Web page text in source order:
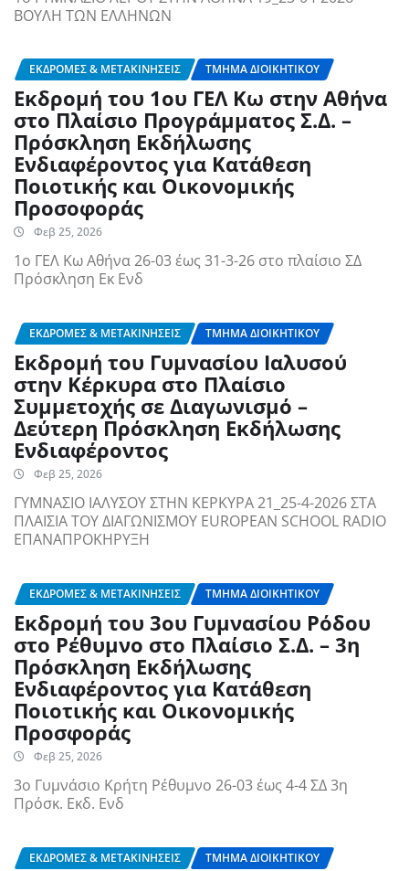
ΒΟΥΛΗ ΤΩΝ ΕΛΛΗΝΩΝ
ΕΚΔΡΟΜΈΣ & ΜΕΤΑΚΙΝΉΣΕΙΣ ΤΜΉΜΑ ΔΙΟΙΚΗΤΙΚΟΎ
Εκδρομή του 1ου ΓΕΛ Κω στην Αθήνα
στο Πλαίσιο Προγράμματος Σ.Δ. –
Πρόσκληση Εκδήλωσης
Ενδιαφέροντος για Κατάθεση
Ποιοτικής και Οικονομικής
Προσοφοράς
Φεβ 25, 2026
1ο ΓΕΛ Κω Αθήνα 26-03 έως 31-3-26 στο πλαίσιο ΣΔ
Πρόσκληση Εκ Ενδ
ΕΚΔΡΟΜΈΣ & ΜΕΤΑΚΙΝΉΣΕΙΣ ΤΜΉΜΑ ΔΙΟΙΚΗΤΙΚΟΎ
Εκδρομή του Γυμνασίου Ιαλυσού
στην Κέρκυρα στο Πλαίσιο
Συμμετοχής σε Διαγωνισμό –
Δεύτερη Πρόσκληση Εκδήλωσης
Ενδιαφέροντος
Φεβ 25, 2026
ΓΥΜΝΑΣΙΟ ΙΑΛΥΣΟΥ ΣΤΗΝ ΚΕΡΚΥΡΑ 21_25-4-2026 ΣΤΑ
ΠΛΑΙΣΙΑ ΤΟΥ ΔΙΑΓΩΝΙΣΜΟΥ EUROPEAN SCHOOL RADIO
ΕΠΑΝΑΠΡΟΚΗΡΥΞΗ
ΕΚΔΡΟΜΈΣ & ΜΕΤΑΚΙΝΉΣΕΙΣ ΤΜΉΜΑ ΔΙΟΙΚΗΤΙΚΟΎ
Εκδρομή του 3ου Γυμνασίου Ρόδου
στο Ρέθυμνο στο Πλαίσιο Σ.Δ. – 3η
Πρόσκληση Εκδήλωσης
Ενδιαφέροντος για Κατάθεση
Ποιοτικής και Οικονομικής
Προσφοράς
Φεβ 25, 2026
3ο Γυμνάσιο Κρήτη Ρέθυμνο 26-03 έως 4-4 ΣΔ 3η
Πρόσκ. Εκδ. Ενδ
ΕΚΔΡΟΜΈΣ & ΜΕΤΑΚΙΝΉΣΕΙΣ ΤΜΉΜΑ ΔΙΟΙΚΗΤΙΚΟΎ